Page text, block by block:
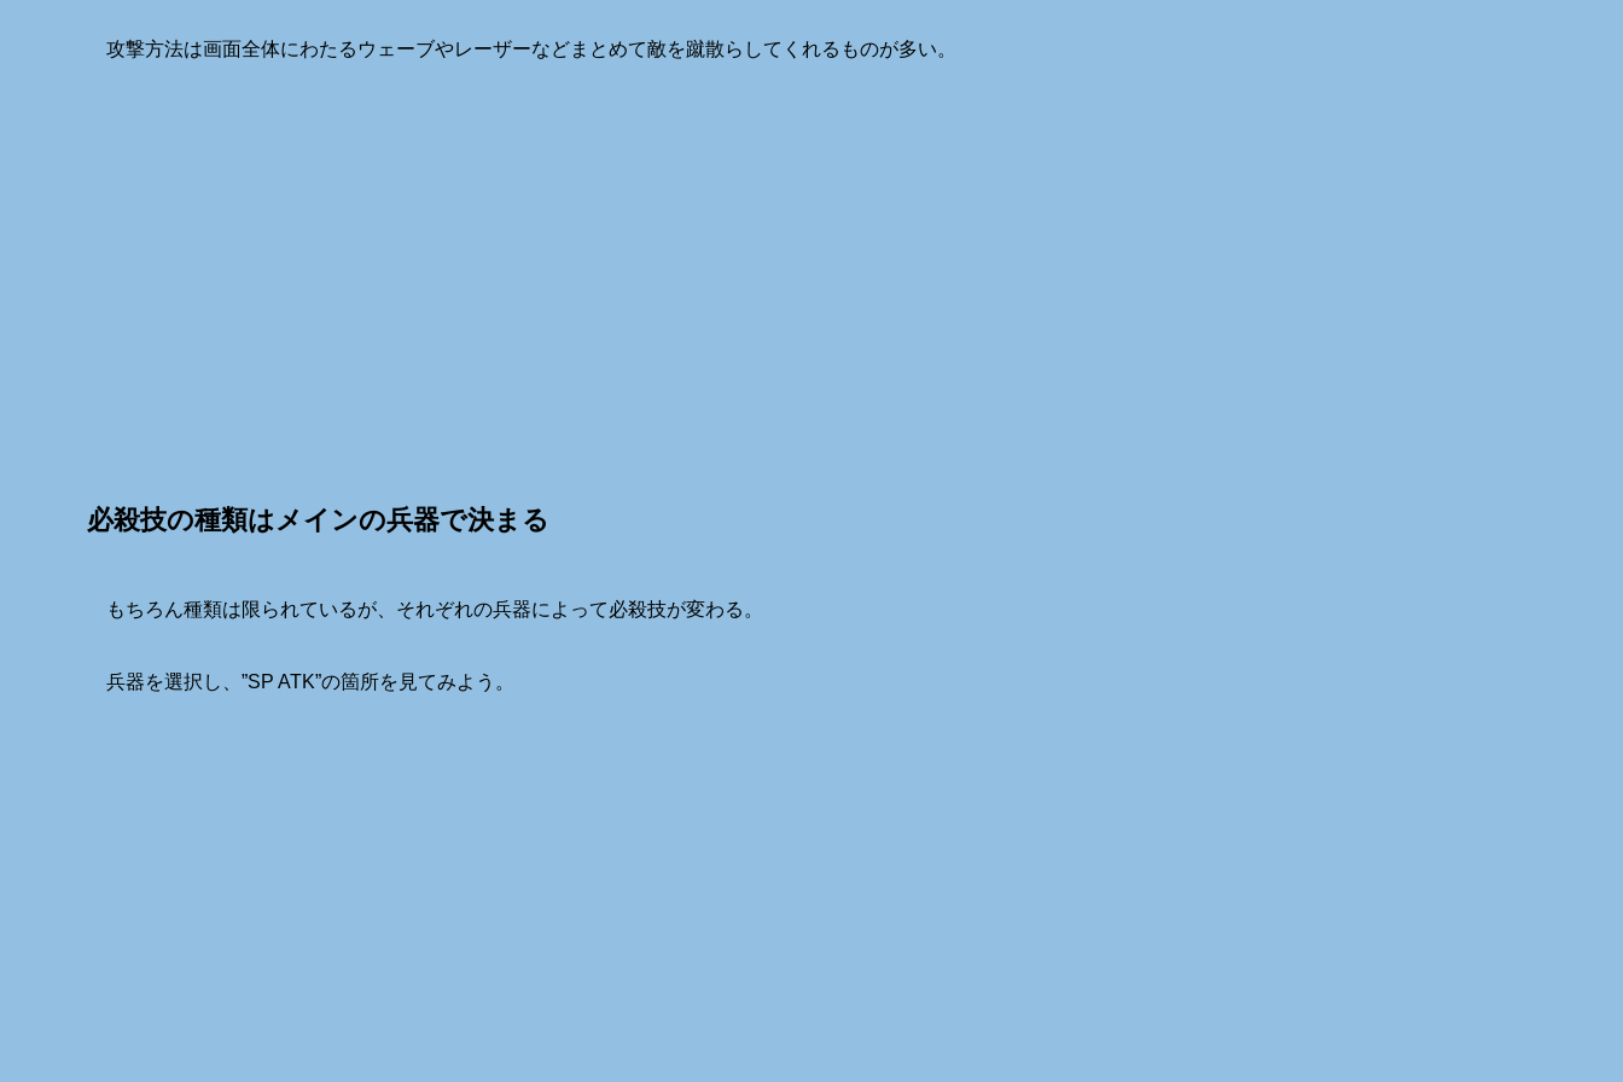
攻撃方法は画面全体にわたるウェーブやレーザーなどまとめて敵を蹴散らしてくれるものが多い。
必殺技の種類はメインの兵器で決まる
もちろん種類は限られているが、それぞれの兵器によって必殺技が変わる。
兵器を選択し、”SP ATK”の箇所を見てみよう。